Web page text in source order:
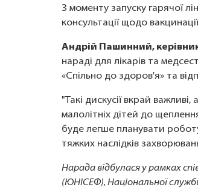
З моменту запуску гарячої
консультації щодо
Андрій Пашинний,
нараді для лікарів та
«Спільно до здоров'я» та
"Такі дискусії вкрай
малолітніх дітей до
буде легше планувати
тяжких наслідків
Нарада відбулася у рамках
(ЮНІСЕФ), Національної